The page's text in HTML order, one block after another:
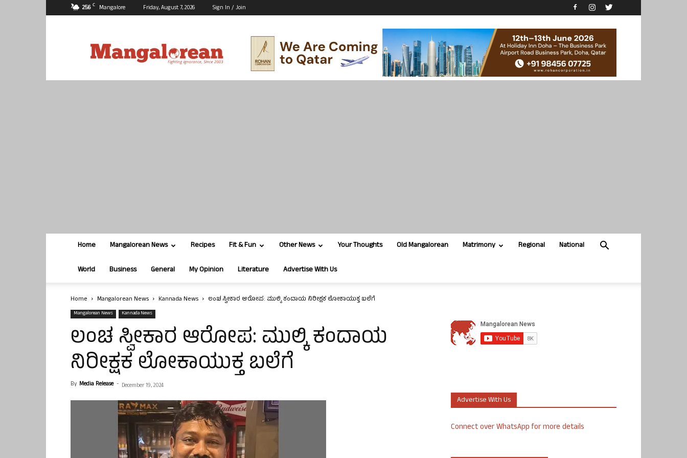
25.6 C Mangalore Friday, August 7, 2026 Sign In / Join
Home Mangalorean News Recipes Fit & Fun Other News Your Thoughts Old Mangalorean Matrimony Regional National
World Business General My Opinion Literature Advertise With Us
Home Mangalorean News Kannada News ಲಂಚ ಸ್ವೀಕಾರ ಆರೋಪ: ಮುಲ್ಕಿ ಕಂದಾಯ ನಿರೀಕ್ಷಕ ಲೋಕಾಯುಕ್ತ ಬಲೆಗೆ
Mangalorean News Kannada News
ಲಂಚ ಸ್ವೀಕಾರ ಆರೋಪ: ಮುಲ್ಕಿ ಕಂದಾಯ
ನಿರೀಕ್ಷಕ ಲೋಕಾಯುಕ್ತ ಬಲೆಗೆ
By Media Release - December 19, 2024
Advertise With Us
Connect over WhatsApp for more details